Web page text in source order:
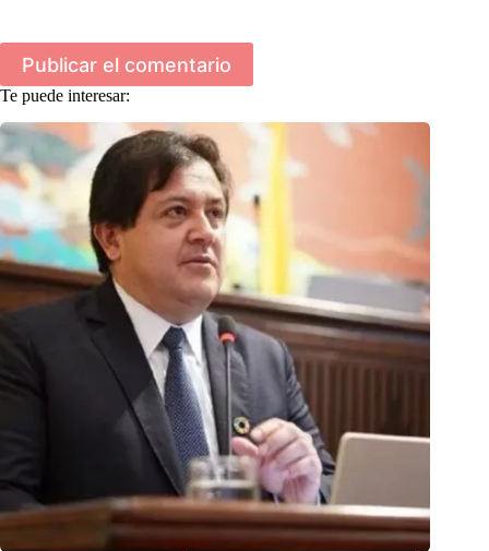
Publicar el comentario
Te puede interesar: